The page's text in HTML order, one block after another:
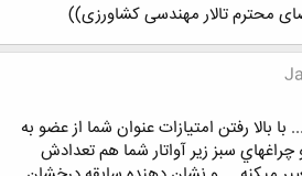
محترم تالار مهندسی کشاورزی))
رفتن امتيازات عنوان شما از عضو به
سبز زير آواتار شما هم تعدادش